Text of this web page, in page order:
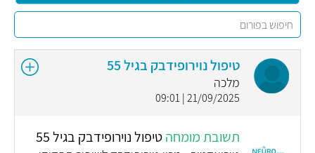
טיפול נוירופידבק בגיל 55
מלכה
21/09/2025 | 09:01
תשובת מומחהטיפול נוירופידבק בגיל 55